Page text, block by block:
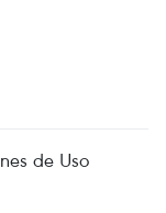
de Uso